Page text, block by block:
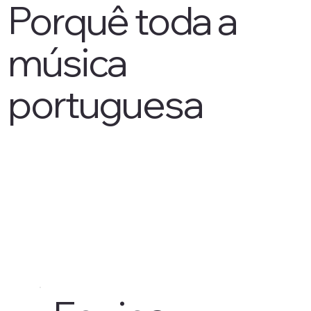
Porquê toda a
música
portuguesa